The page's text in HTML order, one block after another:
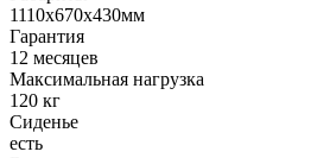
1110x670x430мм
Гарантия
12 месяцев
Максимальная нагрузка
120 кг
Сиденье
есть